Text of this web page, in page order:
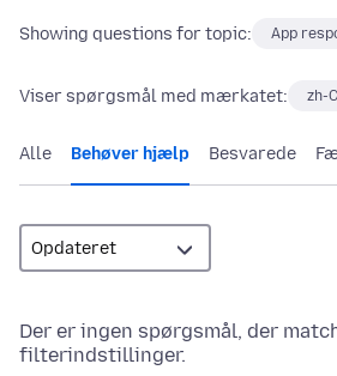
Showing questions for topic: App
Viser spørgsmål med mærkatet: zh-
Alle Behøver hjælp Besvarede
Der er ingen spørgsmål, der
filterindstillinger.